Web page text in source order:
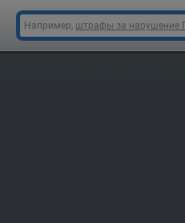
Например, штрафы за нарушение